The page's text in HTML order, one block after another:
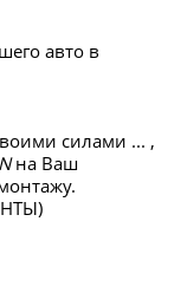
авто в
силами ... ,
на Ваш